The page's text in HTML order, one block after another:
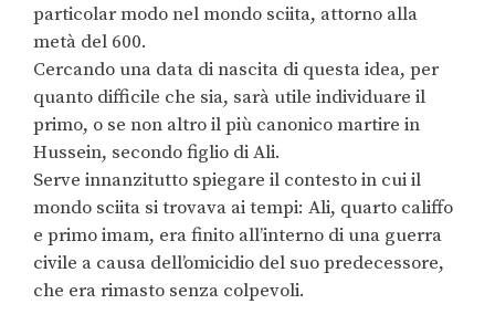
particolar modo nel mondo sciita, attorno alla
metà del 600.
Cercando una data di nascita di questa idea, per
quanto difficile che sia, sarà utile individuare il
primo, o se non altro il più canonico martire in
Hussein, secondo figlio di Ali.
Serve innanzitutto spiegare il contesto in cui il
mondo sciita si trovava ai tempi: Ali, quarto califfo
e primo imam, era finito all’interno di una guerra
civile a causa dell’omicidio del suo predecessore,
che era rimasto senza colpevoli.